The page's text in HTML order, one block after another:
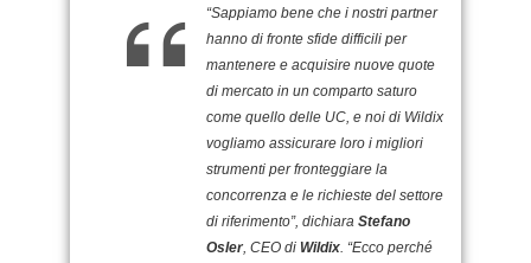
“Sappiamo bene che i nostri partner
hanno di fronte sfide difficili per
mantenere e acquisire nuove quote
di mercato in un comparto saturo
come quello delle UC, e noi di Wildix
vogliamo assicurare loro i migliori
strumenti per fronteggiare la
concorrenza e le richieste del settore
di riferimento”, dichiara Stefano
Osler, CEO di Wildix . “Ecco perché